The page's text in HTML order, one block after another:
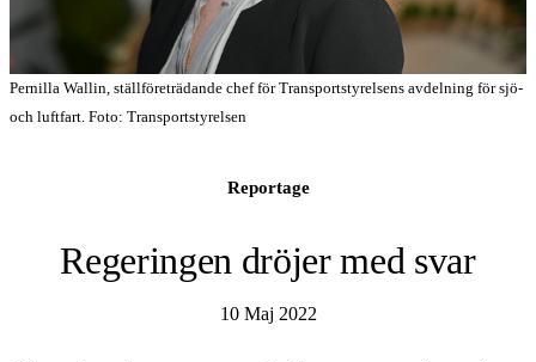
Pernilla Wallin, ställföreträdande chef för Transportstyrelsens avdelning för sjö-
och luftfart. Foto: Transportstyrelsen
Reportage
Regeringen dröjer med svar
10 Maj 2022